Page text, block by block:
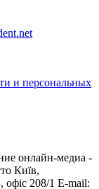
и персональных
онлайн-медиа -
Київ,
208/1 E-mail: